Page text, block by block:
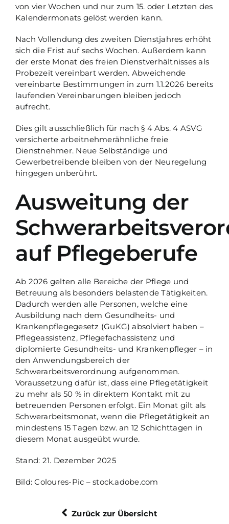
von vier Wochen und nur zum 15. oder Letzten des
Kalendermonats gelöst werden kann.
Nach Vollendung des zweiten Dienstjahres erhöht
sich die Frist auf sechs Wochen. Außerdem kann
der erste Monat des freien Dienstverhältnisses als
Probezeit vereinbart werden. Abweichende
vereinbarte Bestimmungen in zum 1.1.2026 bereits
laufenden Vereinbarungen bleiben jedoch
aufrecht.
Dies gilt ausschließlich für nach § 4 Abs. 4 ASVG
versicherte arbeitnehmerähnliche freie
Dienstnehmer. Neue Selbständige und
Gewerbetreibende bleiben von der Neuregelung
hingegen unberührt.
Ausweitung der
auf Pflegeberufe
Ab 2026 gelten alle Bereiche der Pflege und
Betreuung als besonders belastende Tätigkeiten.
Dadurch werden alle Personen, welche eine
Ausbildung nach dem Gesundheits- und
Krankenpflegegesetz (GuKG) absolviert haben –
Pflegeassistenz, Pflegefachassistenz und
diplomierte Gesundheits- und Krankenpfleger – in
den Anwendungsbereich der
Schwerarbeitsverordnung aufgenommen.
Voraussetzung dafür ist, dass eine Pflegetätigkeit
zu mehr als 50 % in direktem Kontakt mit zu
betreuenden Personen erfolgt. Ein Monat gilt als
Schwerarbeitsmonat, wenn die Pflegetätigkeit an
mindestens 15 Tagen bzw. an 12 Schichttagen in
diesem Monat ausgeübt wurde.
Stand: 21. Dezember 2025
Bild: Coloures-Pic – stock.adobe.com
Zurück zur Übersicht